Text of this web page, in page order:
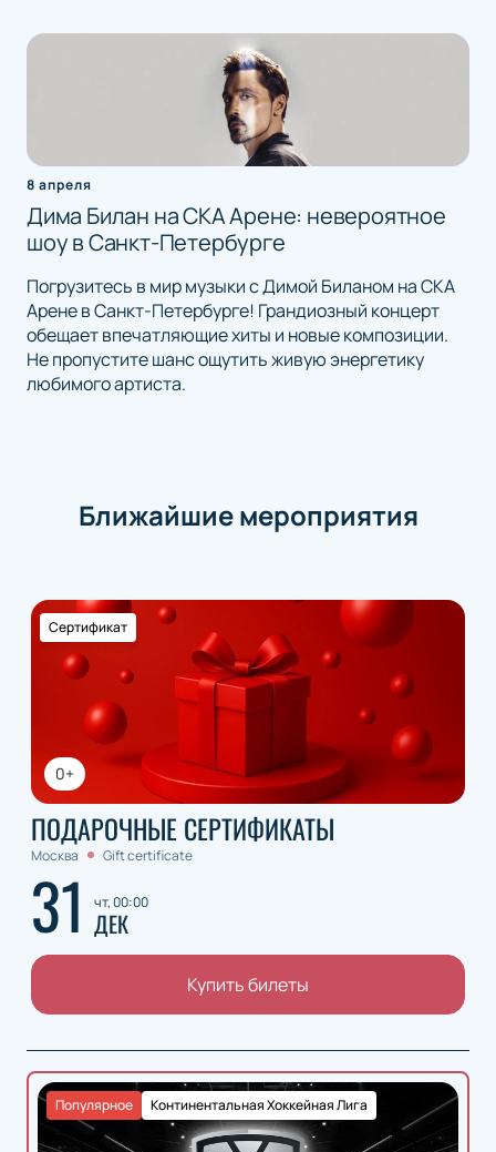
8 апреля
Дима Билан на СКА Арене: невероятное
шоу в Санкт-Петербурге
Погрузитесь в мир музыки с Димой Биланом на СКА
Арене в Санкт-Петербурге! Грандиозный концерт
обещает впечатляющие хиты и новые композиции.
Не пропустите шанс ощутить живую энергетику
любимого артиста.
Ближайшие мероприятия
0+
Сертификат
ПОДАРОЧНЫЕ СЕРТИФИКАТЫ
Москва Gift certificate
31 чт, 00:00
ДЕК
Купить билеты
Континентальная Хоккейная Лига
Популярное